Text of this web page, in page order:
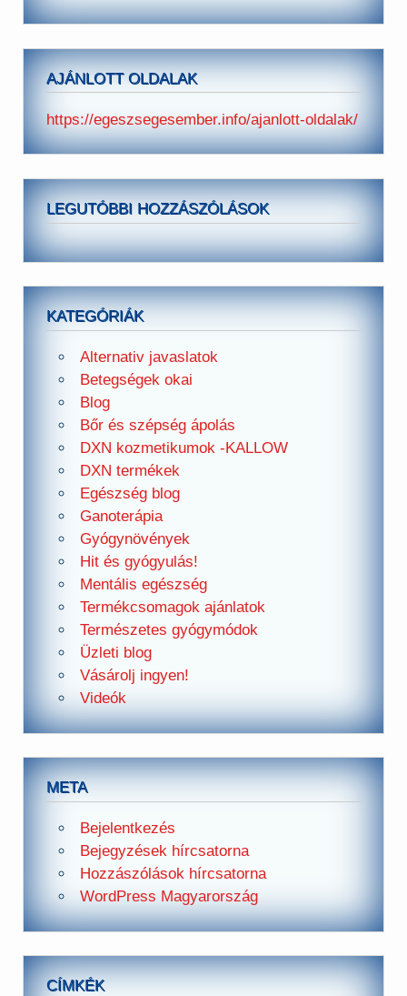
AJÁNLOTT OLDALAK
https://egeszsegesember.info/ajanlott-oldalak/
LEGUTÓBBI HOZZÁSZÓLÁSOK
KATEGÓRIÁK
Alternativ javaslatok
Betegségek okai
Blog
Bőr és szépség ápolás
DXN kozmetikumok -KALLOW
DXN termékek
Egészség blog
Ganoterápia
Gyógynövények
Hit és gyógyulás!
Mentális egészség
Termékcsomagok ajánlatok
Természetes gyógymódok
Üzleti blog
Vásárolj ingyen!
Videók
META
Bejelentkezés
Bejegyzések hírcsatorna
Hozzászólások hírcsatorna
WordPress Magyarország
CÍMKÉK